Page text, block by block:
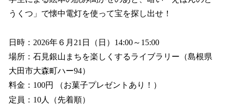
うくつ」で懐中電灯を使って宝を探し出せ！
日時：2026年６月21日（日）14:00～15:00
場所：石見銀山まちを楽しくするライブラリー（島根県
大田市大森町ハー94）
料金：100円 （お菓子プレゼントあり！）
定員：10人（先着順）